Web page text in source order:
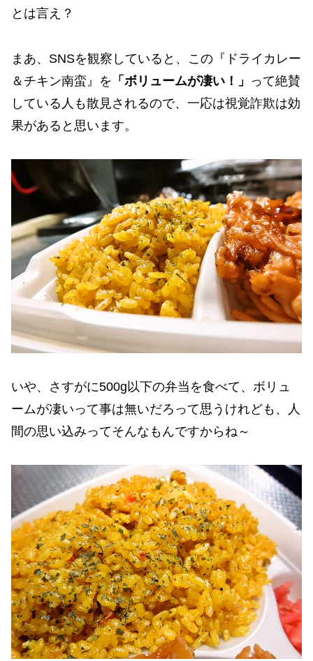
とは言え？
まあ、SNSを観察していると、この『ドライカレー
＆チキン南蛮』を 「ボリュームが凄い！」 って絶賛
している人も散見されるので、一応は視覚詐欺は効
果があると思います。
いや、さすがに500g以下の弁当を食べて、ボリュ
ームが凄いって事は無いだろって思うけれども、人
間の思い込みってそんなもんですからね～